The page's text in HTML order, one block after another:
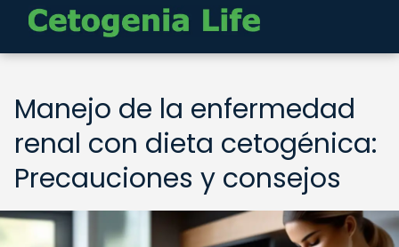
Manejo de la enfermedad
renal con dieta cetogénica:
Precauciones y consejos